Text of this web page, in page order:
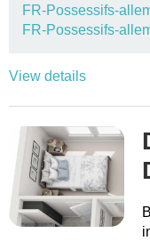
FR-Possessifs-
FR-Possessifs-
View details